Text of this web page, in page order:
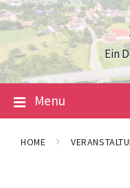
Skip
to
content
Skip
to
main
navigation
Skip
to
footer
Ein
Menu
HOME